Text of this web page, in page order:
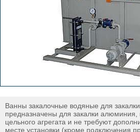
Ванны закалочные водяные для
предназначены для закалки
цельного агрегата и не требуют
месте установки (кроме подключения